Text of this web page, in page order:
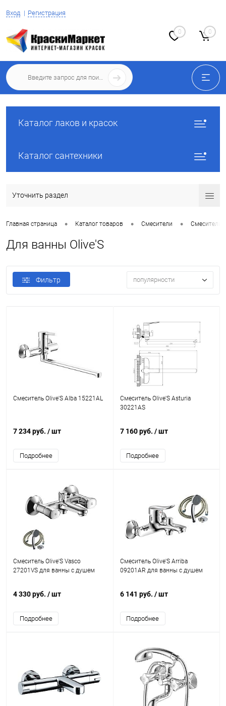
Вход Регистрация
0 0
Каталог лаков и красок
Каталог сантехники
Уточнить раздел
Главная страница • Каталог товаров • Смесители • Смесители
Для ванны Olive'S
Фильтр популярности
Смеситель Olive'S Alba 15221AL
7 234 руб. / шт
Подробнее
Смеситель Olive'S Asturia
30221AS
7 160 руб. / шт
Подробнее
Смеситель Olive'S Vasco
27201VS для ванны с душем
4 330 руб. / шт
Подробнее
Смеситель Olive'S Arriba
09201AR для ванны с душем
6 141 руб. / шт
Подробнее